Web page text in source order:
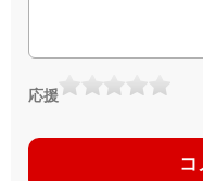
応援
コ